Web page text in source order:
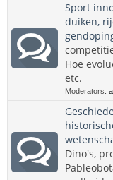
Sport
duiken,
Hoe
etc.
Moderators:
Dino's,